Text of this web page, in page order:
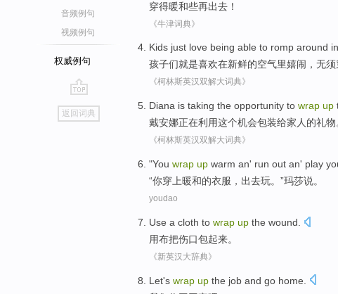
音频例句
视频例句
权威例句
go
top
返回词典
穿得暖和些再出去！
《牛津词典》
Kids just love being able to romp around in
孩子们就是喜欢在新鲜的空气里嬉闹 ，无须
《柯林斯英汉双解大词典》
Diana is taking the opportunity to wrap up
戴安娜正在利用这个机会包装给家人 的礼物
《柯林斯英汉双解大词典》
"You wrap up warm an' run out an' play
“你穿上暖和的衣服， 出去玩。”玛莎说。
youdao
Use a cloth to wrap up the wound
用布把伤口包起来。
《新英汉大辞典》
Let's wrap up the job and go home